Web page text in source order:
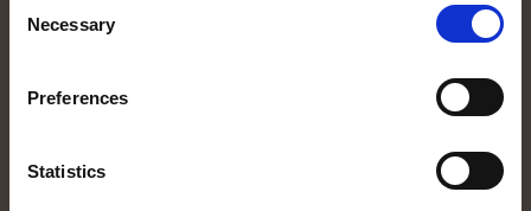
Selection
Necessary
Preferences
Statistics